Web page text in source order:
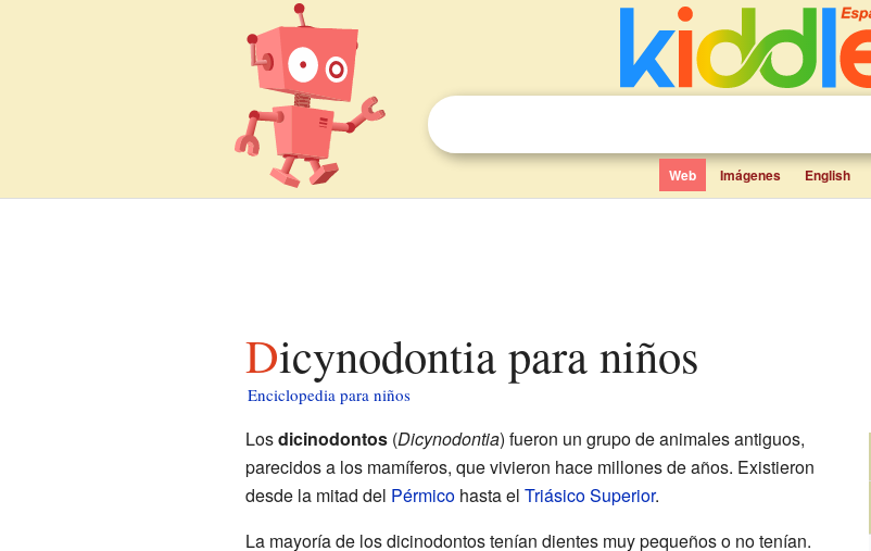
Web Imágenes English
Dicynodontia para niños
Enciclopedia para niños
Losdicinodontos(Dicynodontia) fueron un grupo de animales antiguos,
parecidos a los mamíferos, que vivieron hace millones de años. Existieron
desde la mitad del Pérmicohasta el Triásico Superior.
La mayoría de los dicinodontos tenían dientes muy pequeños o no tenían.